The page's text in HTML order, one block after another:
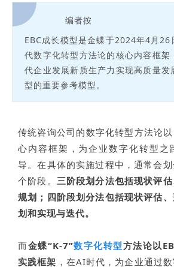
编者按
EBC成长模型是金蝶于2024年4月26
代数字化转型方法论的核心内容框架
代企业发展新质生产力实现高质量发
型的重要参考模型。
传统咨询公司的数字化转型方法论
心内容框架，为企业数字化转型之
导。在具体的实施过程中，通常会
个阶段。 三阶段划分法包括现状评
规划；四阶段划分法包括现状评估
划和实现与迭代。
而金蝶“K-7”数字化转型方法论以
实践框架 ，在AI时代，为企业通过